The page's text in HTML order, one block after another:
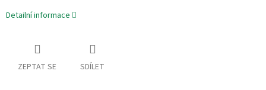
Detailní informace
ZEPTAT SE SDÍLET